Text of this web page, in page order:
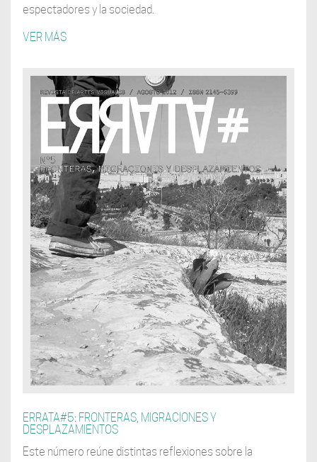
espectadores y la sociedad.
VER MÁS
ERRATA#5: FRONTERAS, MIGRACIONES Y
DESPLAZAMIENTOS
Este número reúne distintas reflexiones sobre la